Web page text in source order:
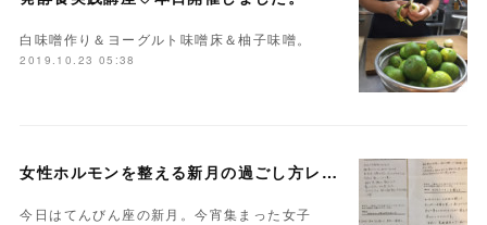
白味噌作り＆ヨーグルト味噌床＆柚子味噌。
2019.10.23 05:38
女性ホルモンを整える新月の過ごし方レッスン◇開催しました。
今日はてんびん座の新月。今宵集まった女子